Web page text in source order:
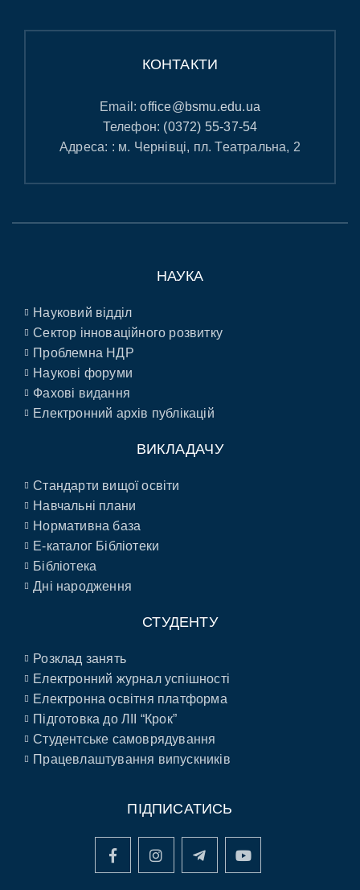
КОНТАКТИ
Email:office@bsmu.edu.ua
Телефон: (0372) 55-37-54
Адреса: : м. Чернівці, пл. Театральна, 2
НАУКА
Науковий відділ
Сектор інноваційного розвитку
Проблемна НДР
Наукові форуми
Фахові видання
Електронний архів публікацій
ВИКЛАДАЧУ
Стандарти вищої освіти
Навчальні плани
Нормативна база
E-каталог Бібліотеки
Бібліотека
Дні народження
СТУДЕНТУ
Розклад занять
Електронний журнал успішності
Електронна освітня платформа
Підготовка до ЛІІ “Крок”
Студентське самоврядування
Працевлаштування випускників
ПІДПИСАТИСЬ